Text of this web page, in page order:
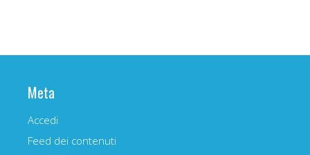
Meta
Accedi
Feed dei contenuti